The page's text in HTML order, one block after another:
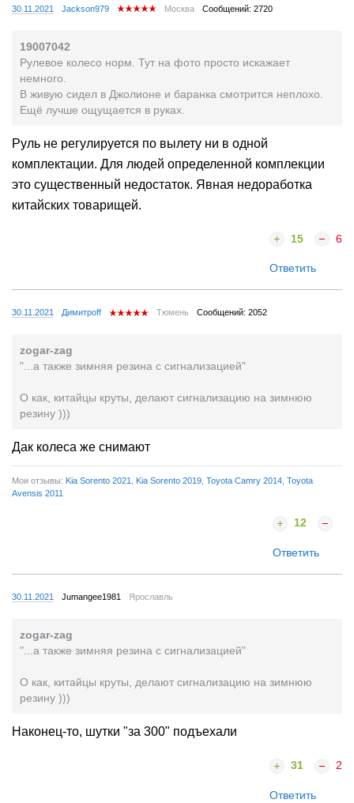
30.11.2021 Jackson979 Москва Сообщений: 2720
19007042
Рулевое колесо норм. Тут на фото просто искажает
немного.
В живую сидел в Джолионе и баранка смотрится неплохо.
Ещё лучше ощущается в руках.
Руль не регулируется по вылету ни в одной
комплектации. Для людей определенной комплекции
это существенный недостаток. Явная недоработка
китайских товарищей.
15 6
Ответить
30.11.2021 Димитроff Тюмень Сообщений: 2052
zogar-zag
"...а также зимняя резина с сигнализацией"
О как, китайцы круты, делают сигнализацию на зимнюю
резину )))
Дак колеса же снимают
Мои отзывы: Kia Sorento 2021, Kia Sorento 2019, Toyota Camry 2014, Toyota
Avensis 2011
12
Ответить
30.11.2021 Jumangee1981 Ярославль
zogar-zag
"...а также зимняя резина с сигнализацией"
О как, китайцы круты, делают сигнализацию на зимнюю
резину )))
Наконец-то, шутки "за 300" подъехали
31 2
Ответить